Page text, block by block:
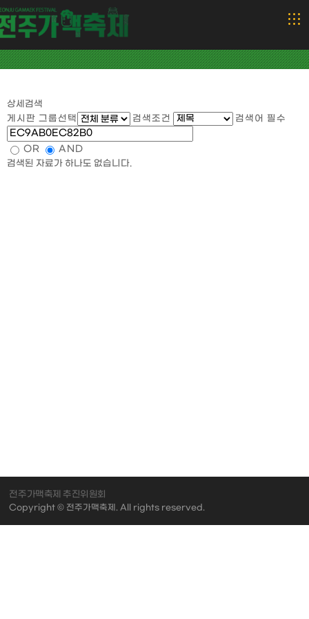
상세검색
게시판 그룹선택
검색조건 검색어 필수
OR
AND
검색된 자료가 하나도 없습니다.
전주가맥축제 추진위원회
Copyright © 전주가맥축제. All rights reserved.